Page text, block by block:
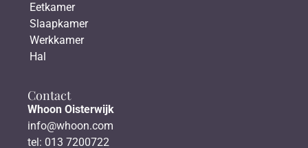
Eetkamer
Slaapkamer
Werkkamer
Hal
Contact
Whoon Oisterwijk
info@whoon.com
tel: 013 7200722